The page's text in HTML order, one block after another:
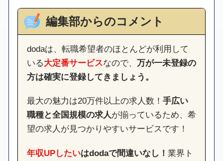
編集部からのコメント
dodaは、転職希望者のほとんどが利用して
いる大定番サービスなので、 万が一未登録の
方は確実に登録してきましょう。
最大の魅力は20万件以上の求人数！ 手広い
職種と全国規模の求人が揃っているため、希
望の求人が見つかりやすいサービスです！
年収UPしたいはdodaで間違いなし！ 業界ト